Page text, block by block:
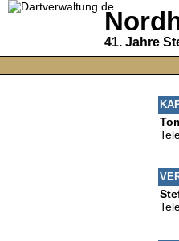
41. Jahre